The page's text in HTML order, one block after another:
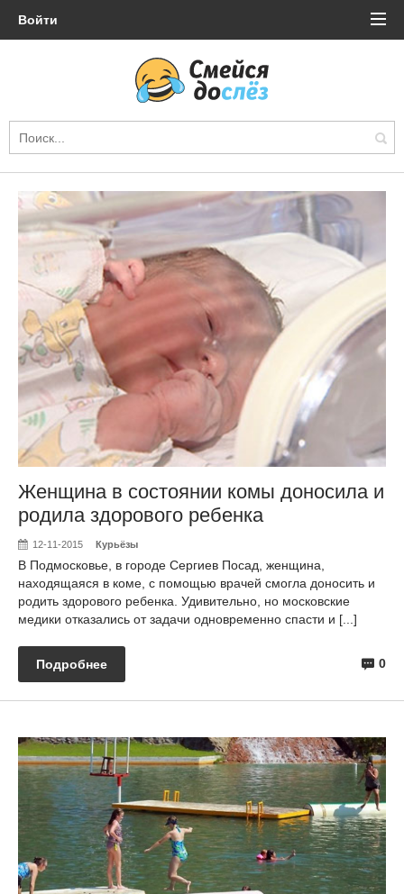
Войти
Женщина в состоянии комы доносила и
родила здорового ребенка
12-11-2015 Курьёзы
В Подмосковье, в городе Сергиев Посад, женщина,
находящаяся в коме, с помощью врачей смогла доносить и
родить здорового ребенка. Удивительно, но московские
медики отказались от задачи одновременно спасти и [...]
0
Подробнее